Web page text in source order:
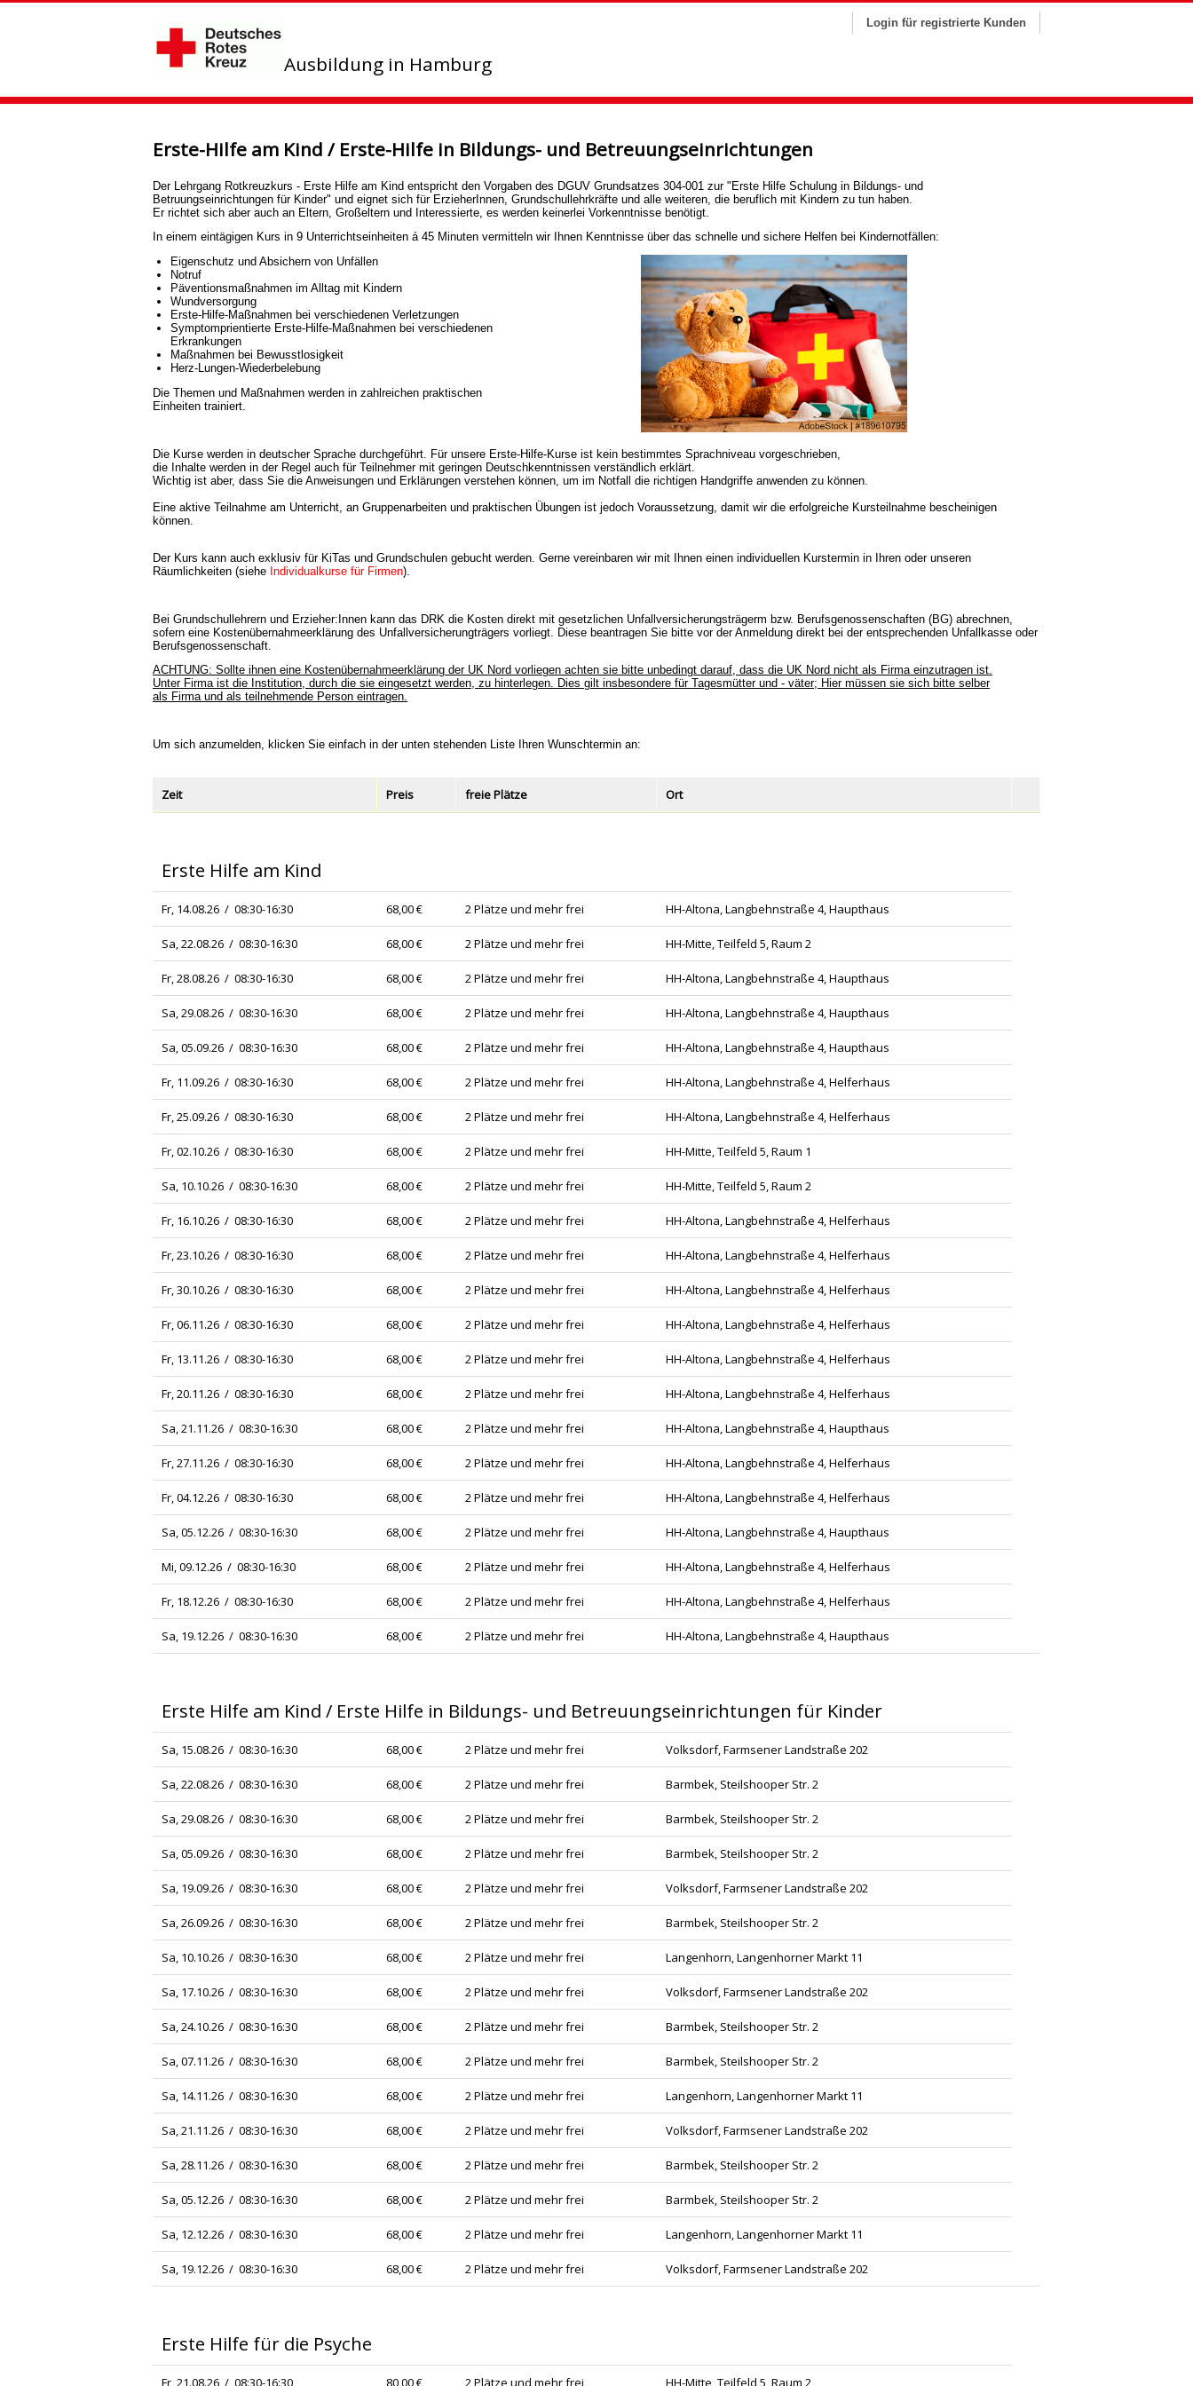
Ausbildung in Hamburg
Login für registrierte Kunden
Erste-Hilfe am Kind / Erste-Hilfe in Bildungs- und Betreuungseinrichtungen
Der Lehrgang Rotkreuzkurs - Erste Hilfe am Kind entspricht den Vorgaben des DGUV Grundsatzes 304-001 zur "Erste Hilfe Schulung in Bildungs- und
Betruungseinrichtungen für Kinder" und eignet sich für ErzieherInnen, Grundschullehrkräfte und alle weiteren, die beruflich mit Kindern zu tun haben.
Er richtet sich aber auch an Eltern, Großeltern und Interessierte, es werden keinerlei Vorkenntnisse benötigt.
In einem eintägigen Kurs in 9 Unterrichtseinheiten á 45 Minuten vermitteln wir Ihnen Kenntnisse über das schnelle und sichere Helfen bei Kindernotfällen:
Eigenschutz und Absichern von Unfällen
Notruf
Päventionsmaßnahmen im Alltag mit Kindern
Wundversorgung
Erste-Hilfe-Maßnahmen bei verschiedenen Verletzungen
Symptomprientierte Erste-Hilfe-Maßnahmen bei verschiedenen
Erkrankungen
Maßnahmen bei Bewusstlosigkeit
Herz-Lungen-Wiederbelebung
Die Themen und Maßnahmen werden in zahlreichen praktischen
Einheiten trainiert.
Die Kurse werden in deutscher Sprache durchgeführt. Für unsere Erste-Hilfe-Kurse ist kein bestimmtes Sprachniveau vorgeschrieben,
die Inhalte werden in der Regel auch für Teilnehmer mit geringen Deutschkenntnissen verständlich erklärt.
Wichtig ist aber, dass Sie die Anweisungen und Erklärungen verstehen können, um im Notfall die richtigen Handgriffe anwenden zu können.
Eine aktive Teilnahme am Unterricht, an Gruppenarbeiten und praktischen Übungen ist jedoch Voraussetzung, damit wir die erfolgreiche Kursteilnahme bescheinigen
können.
Der Kurs kann auch exklusiv für KiTas und Grundschulen gebucht werden. Gerne vereinbaren wir mit Ihnen einen individuellen Kurstermin in Ihren oder unseren
Räumlichkeiten (siehe Individualkurse für Firmen).
Bei Grundschullehrern und Erzieher:Innen kann das DRK die Kosten direkt mit gesetzlichen Unfallversicherungsträgerm bzw. Berufsgenossenschaften (BG) abrechnen,
sofern eine Kostenübernahmeerklärung des Unfallversicherungträgers vorliegt. Diese beantragen Sie bitte vor der Anmeldung direkt bei der entsprechenden Unfallkasse oder
Berufsgenossenschaft.
ACHTUNG: Sollte ihnen eine Kostenübernahmeerklärung der UK Nord vorliegen achten sie bitte unbedingt darauf, dass die UK Nord nicht als Firma einzutragen ist.
Unter Firma ist die Institution, durch die sie eingesetzt werden, zu hinterlegen. Dies gilt insbesondere für Tagesmütter und - väter; Hier müssen sie sich bitte selber
als Firma und als teilnehmende Person eintragen.
Um sich anzumelden, klicken Sie einfach in der unten stehenden Liste Ihren Wunschtermin an:
Zeit Preis freie Plätze Ort
Erste Hilfe am Kind
Fr, 14.08.26 / 08:30-16:30 68,00 € 2 Plätze und mehr frei HH-Altona, Langbehnstraße 4, Haupthaus
Sa, 22.08.26 / 08:30-16:30 68,00 € 2 Plätze und mehr frei HH-Mitte, Teilfeld 5, Raum 2
Fr, 28.08.26 / 08:30-16:30 68,00 € 2 Plätze und mehr frei HH-Altona, Langbehnstraße 4, Haupthaus
Sa, 29.08.26 / 08:30-16:30 68,00 € 2 Plätze und mehr frei HH-Altona, Langbehnstraße 4, Haupthaus
Sa, 05.09.26 / 08:30-16:30 68,00 € 2 Plätze und mehr frei HH-Altona, Langbehnstraße 4, Haupthaus
Fr, 11.09.26 / 08:30-16:30 68,00 € 2 Plätze und mehr frei HH-Altona, Langbehnstraße 4, Helferhaus
Fr, 25.09.26 / 08:30-16:30 68,00 € 2 Plätze und mehr frei HH-Altona, Langbehnstraße 4, Helferhaus
Fr, 02.10.26 / 08:30-16:30 68,00 € 2 Plätze und mehr frei HH-Mitte, Teilfeld 5, Raum 1
Sa, 10.10.26 / 08:30-16:30 68,00 € 2 Plätze und mehr frei HH-Mitte, Teilfeld 5, Raum 2
Fr, 16.10.26 / 08:30-16:30 68,00 € 2 Plätze und mehr frei HH-Altona, Langbehnstraße 4, Helferhaus
Fr, 23.10.26 / 08:30-16:30 68,00 € 2 Plätze und mehr frei HH-Altona, Langbehnstraße 4, Helferhaus
Fr, 30.10.26 / 08:30-16:30 68,00 € 2 Plätze und mehr frei HH-Altona, Langbehnstraße 4, Helferhaus
Fr, 06.11.26 / 08:30-16:30 68,00 € 2 Plätze und mehr frei HH-Altona, Langbehnstraße 4, Helferhaus
Fr, 13.11.26 / 08:30-16:30 68,00 € 2 Plätze und mehr frei HH-Altona, Langbehnstraße 4, Helferhaus
Fr, 20.11.26 / 08:30-16:30 68,00 € 2 Plätze und mehr frei HH-Altona, Langbehnstraße 4, Helferhaus
Sa, 21.11.26 / 08:30-16:30 68,00 € 2 Plätze und mehr frei HH-Altona, Langbehnstraße 4, Haupthaus
Fr, 27.11.26 / 08:30-16:30 68,00 € 2 Plätze und mehr frei HH-Altona, Langbehnstraße 4, Helferhaus
Fr, 04.12.26 / 08:30-16:30 68,00 € 2 Plätze und mehr frei HH-Altona, Langbehnstraße 4, Helferhaus
Sa, 05.12.26 / 08:30-16:30 68,00 € 2 Plätze und mehr frei HH-Altona, Langbehnstraße 4, Haupthaus
Mi, 09.12.26 / 08:30-16:30 68,00 € 2 Plätze und mehr frei HH-Altona, Langbehnstraße 4, Helferhaus
Fr, 18.12.26 / 08:30-16:30 68,00 € 2 Plätze und mehr frei HH-Altona, Langbehnstraße 4, Helferhaus
Sa, 19.12.26 / 08:30-16:30 68,00 € 2 Plätze und mehr frei HH-Altona, Langbehnstraße 4, Haupthaus
Erste Hilfe am Kind / Erste Hilfe in Bildungs- und Betreuungseinrichtungen für Kinder
Sa, 15.08.26 / 08:30-16:30 68,00 € 2 Plätze und mehr frei Volksdorf, Farmsener Landstraße 202
Sa, 22.08.26 / 08:30-16:30 68,00 € 2 Plätze und mehr frei Barmbek, Steilshooper Str. 2
Sa, 29.08.26 / 08:30-16:30 68,00 € 2 Plätze und mehr frei Barmbek, Steilshooper Str. 2
Sa, 05.09.26 / 08:30-16:30 68,00 € 2 Plätze und mehr frei Barmbek, Steilshooper Str. 2
Sa, 19.09.26 / 08:30-16:30 68,00 € 2 Plätze und mehr frei Volksdorf, Farmsener Landstraße 202
Sa, 26.09.26 / 08:30-16:30 68,00 € 2 Plätze und mehr frei Barmbek, Steilshooper Str. 2
Sa, 10.10.26 / 08:30-16:30 68,00 € 2 Plätze und mehr frei Langenhorn, Langenhorner Markt 11
Sa, 17.10.26 / 08:30-16:30 68,00 € 2 Plätze und mehr frei Volksdorf, Farmsener Landstraße 202
Sa, 24.10.26 / 08:30-16:30 68,00 € 2 Plätze und mehr frei Barmbek, Steilshooper Str. 2
Sa, 07.11.26 / 08:30-16:30 68,00 € 2 Plätze und mehr frei Barmbek, Steilshooper Str. 2
Sa, 14.11.26 / 08:30-16:30 68,00 € 2 Plätze und mehr frei Langenhorn, Langenhorner Markt 11
Sa, 21.11.26 / 08:30-16:30 68,00 € 2 Plätze und mehr frei Volksdorf, Farmsener Landstraße 202
Sa, 28.11.26 / 08:30-16:30 68,00 € 2 Plätze und mehr frei Barmbek, Steilshooper Str. 2
Sa, 05.12.26 / 08:30-16:30 68,00 € 2 Plätze und mehr frei Barmbek, Steilshooper Str. 2
Sa, 12.12.26 / 08:30-16:30 68,00 € 2 Plätze und mehr frei Langenhorn, Langenhorner Markt 11
Sa, 19.12.26 / 08:30-16:30 68,00 € 2 Plätze und mehr frei Volksdorf, Farmsener Landstraße 202
Erste Hilfe für die Psyche
Fr, 21.08.26 / 08:30-16:30 80,00 € 2 Plätze und mehr frei HH-Mitte, Teilfeld 5, Raum 2